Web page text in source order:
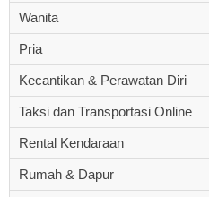
Wanita
Pria
Kecantikan & Perawatan Diri
Taksi dan Transportasi Online
Rental Kendaraan
Rumah & Dapur